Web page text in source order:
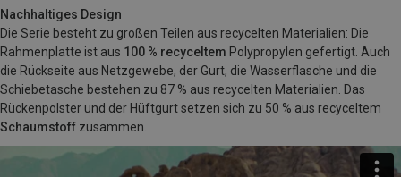
Nachhaltiges Design
Die Serie besteht zu großen Teilen aus recycelten Materialien: Die
Rahmenplatte ist aus 100 % recyceltem Polypropylen gefertigt. Auch
die Rückseite aus Netzgewebe, der Gurt, die Wasserflasche und die
Schiebetasche bestehen zu 87 % aus recycelten Materialien. Das
Rückenpolster und der Hüftgurt setzen sich zu 50 % aus recyceltem
Schaumstoff zusammen.